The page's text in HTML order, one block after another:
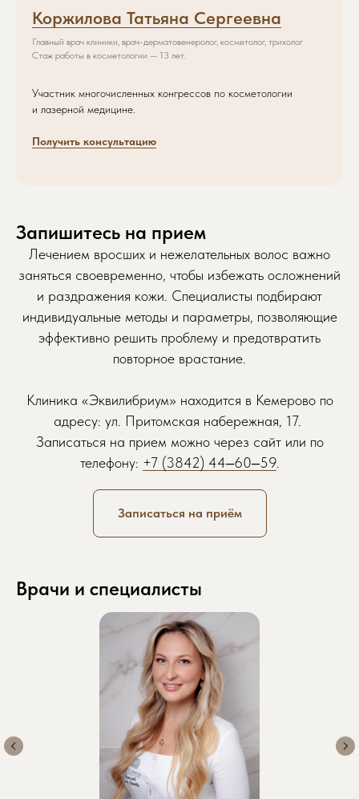
Коржилова Татьяна Сергеевна
Главный врач клиники, врач-дерматовенеролог, косметолог, трихолог
Стаж работы в косметологии — 13 лет.
Участник многочисленных конгрессов по косметологии
и лазерной медицине.
Получить консультацию
Запишитесь на прием
Лечением вросших и нежелательных волос важно
заняться своевременно, чтобы избежать осложнений
и раздражения кожи. Специалисты подбирают
индивидуальные методы и параметры, позволяющие
эффективно решить проблему и предотвратить
повторное врастание.
Клиника «Эквилибриум» находится в Кемерово по
адресу: ул. Притомская набережная, 17.
Записаться на прием можно через сайт или по
телефону: +7 (3842) 44‒60‒59.
Записаться на приём
Врачи и специалисты
Желаемая дата приема
Просто заполните форму, мы свяжемся
с вами и запишем вас в удобное время
Обратите внимание: некоторые
специалисты могут иметь ограниченное
количество свободных мест, поэтому
рекомендуем записываться заранее.